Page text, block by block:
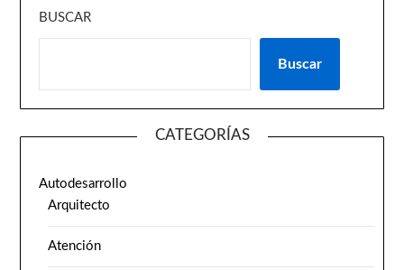
BUSCAR
Buscar
CATEGORÍAS
Autodesarrollo
Arquitecto
Atención